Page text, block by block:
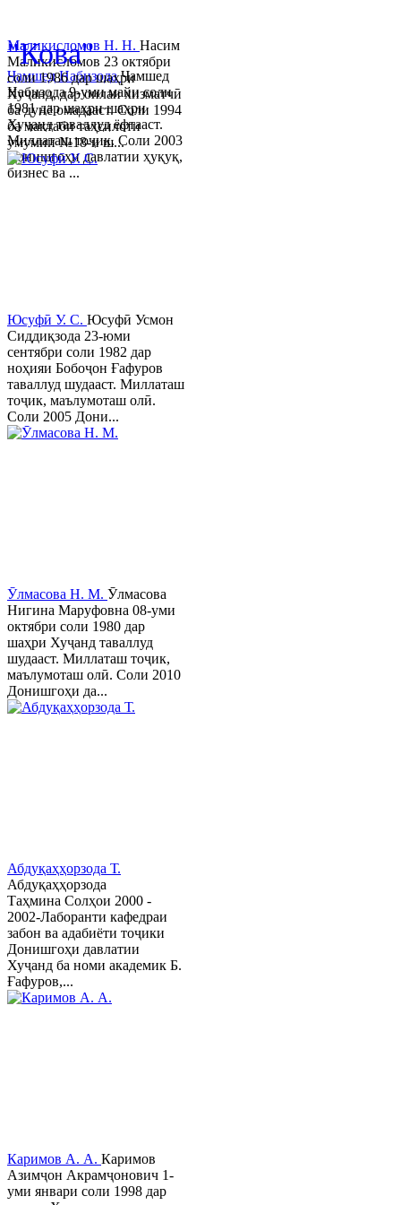
Ҷамшед НабизодаҶамшед
Набизода 9-уми майи соли
1981 дар шаҳри шаҳри
Хуҷанд таваллуд ёфтааст.
Миллаташ тоҷик. Соли 2003
Донишгоҳи давлатии ҳуқуқ,
бизнес ва ...
Маликисломов Н. Н. Насим
Маликисломов 23 октябри
соли 1986 дар шаҳри
Хуҷанд, дар оилаи хизматчӣ
ба дунё омадааст. Соли 1994
ба мактаби таҳсилоти
умумии №18-и ш...
Юсуфӣ У. C. Юсуфӣ Усмон
Сиддиқзода 23-юми
сентябри соли 1982 дар
ноҳияи Бобоҷон Ғафуров
таваллуд шудааст. Миллаташ
тоҷик, маълумоташ олӣ.
Соли 2005 Дони...
Ӯлмасова Н. М. Ӯлмасова
Нигина Маруфовна 08-уми
октябри соли 1980 дар
шаҳри Хуҷанд таваллуд
шудааст. Миллаташ тоҷик,
маълумоташ олӣ. Соли 2010
Донишгоҳи да...
Абдуқаҳҳорзода Т.
Абдуқаҳҳорзода
Таҳмина Солҳои 2000 -
2002-Лаборанти кафедраи
забон ва адабиёти тоҷики
Донишгоҳи давлатии
Хуҷанд ба номи академик Б.
Ғафуров,...
Каримов А. А. Каримов
Азимҷон Акрамҷонович 1-
уми январи соли 1998 дар
"Кова"